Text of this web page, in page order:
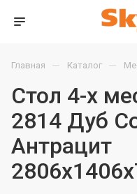
Главная — Каталог —
Стол 4-х
2814 Дуб
Антрацит